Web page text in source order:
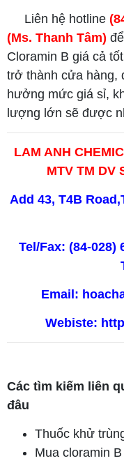
Liên hệ hotline
(Ms. Thanh Tâm)
Cloramin B giá cả
trở thành cửa hàng,
hưởng mức giá sỉ,
lượng lớn sẽ được
LAM ANH
MTV TM DV
Add 43, T4B
Tel/Fax: (84-028)
Email:
Webiste:
Các tìm kiếm liên
đâu
Thuốc khử
Mua cloramin